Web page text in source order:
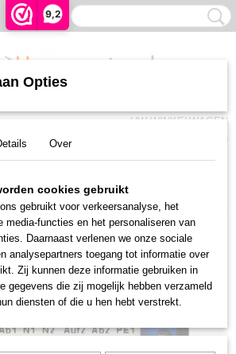
9,2
UW WINKELWAGEN
(0)
Bedraad WT > Somfy relaiskast TR2 voor twee
Opties
Over
cookies gebruikt
gebruikt voor verkeersanalyse, het
media-functies en het personaliseren van
Daarnaast verlenen we onze sociale
analysepartners toegang tot informatie over
Zij kunnen deze informatie gebruiken in
gegevens die zij mogelijk hebben verzameld
diensten of die u hen hebt verstrekt.